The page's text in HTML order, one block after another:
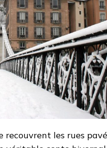
recouvrent les rues